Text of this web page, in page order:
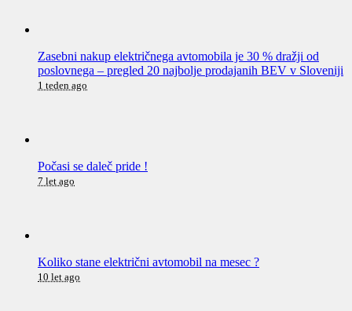
Zasebni nakup električnega avtomobila je 30 % dražji od
poslovnega – pregled 20 najbolje prodajanih BEV v Sloveniji
1 teden ago
Počasi se daleč pride !
7 let ago
Koliko stane električni avtomobil na mesec ?
10 let ago